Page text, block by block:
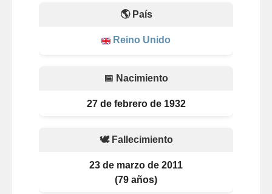
🌎 País
Reino Unido
📅 Nacimiento
27 de febrero de 1932
🕊️ Fallecimiento
23 de marzo de 2011
(79 años)